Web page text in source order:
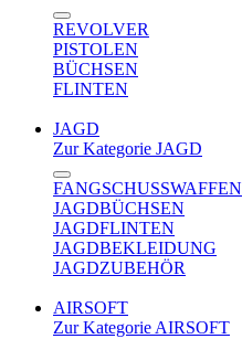
REVOLVER
PISTOLEN
BÜCHSEN
FLINTEN
JAGD
Zur Kategorie JAGD
FANGSCHUSSWAFFEN
JAGDBÜCHSEN
JAGDFLINTEN
JAGDBEKLEIDUNG
JAGDZUBEHÖR
AIRSOFT
Zur Kategorie AIRSOFT